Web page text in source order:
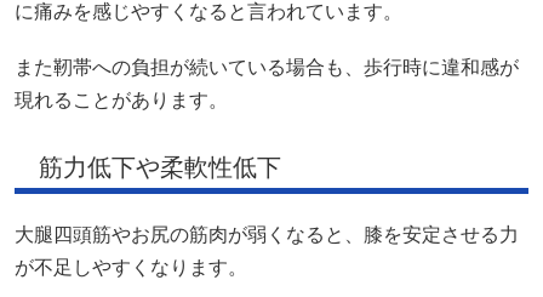
に痛みを感じやすくなると言われています。
また靭帯への負担が続いている場合も、歩行時に違和感が
現れることがあります。
筋力低下や柔軟性低下
大腿四頭筋やお尻の筋肉が弱くなると、膝を安定させる力
が不足しやすくなります。